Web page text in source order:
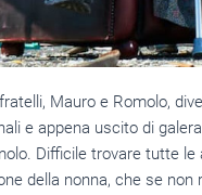
Mauro e Romolo,
e appena uscito di
Difficile trovare tutte
della nonna, che se